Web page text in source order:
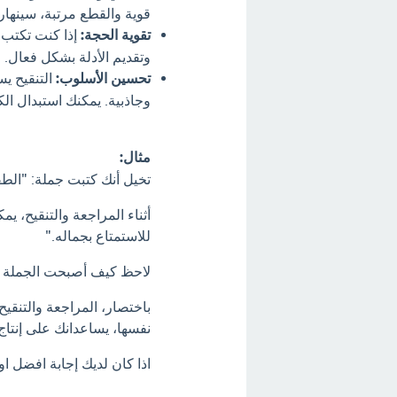
قوية والقطع مرتبة،
تقوية الحجة: إذا كنت
وتقديم الأدلة بشكل فعال.
تحسين الأسلوب: التنقيح
وجاذبية. يمكنك استبدال
مثال:
تخيل أنك كتبت جملة:
أثناء المراجعة
للاستمتاع بجماله."
لاحظ كيف أصبحت
باختصار، المراجعة
نفسها، يساعدانك على
اذا كان لديك إجابة افضل